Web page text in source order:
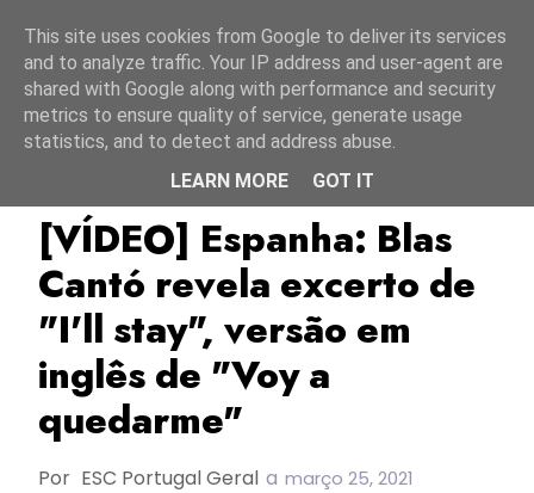
Blas Cantó ESC2021 Espanha
[VÍDEO] Espanha: Blas
Cantó revela excerto de
"I'll stay", versão em
inglês de "Voy a
quedarme"
Por ESC Portugal Geral a março 25, 2021
This site uses cookies from Google to deliver its services
and to analyze traffic. Your IP address and user-agent are
shared with Google along with performance and security
metrics to ensure quality of service, generate usage
statistics, and to detect and address abuse.
LEARN MORE
GOT IT